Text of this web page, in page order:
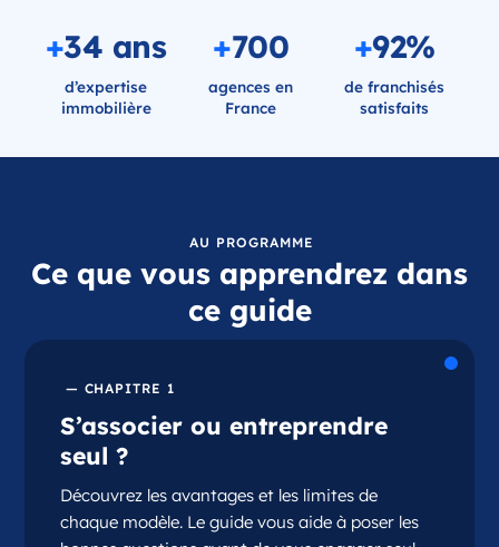
+34 ans
d’expertise
immobilière
+700
agences en
France
+92%
de franchisés
satisfaits
AU PROGRAMME
Ce que vous apprendrez dans
ce guide
— CHAPITRE 1
S’associer ou entreprendre
seul ?
Découvrez les avantages et les limites de
chaque modèle. Le guide vous aide à poser les